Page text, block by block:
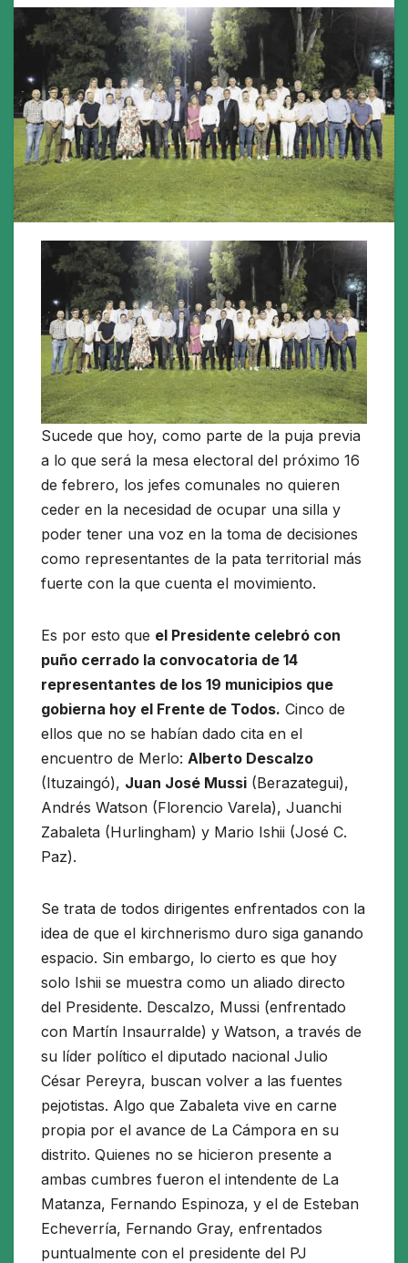
Sucede que hoy, como parte de la puja previa
a lo que será la mesa electoral del próximo 16
de febrero, los jefes comunales no quieren
ceder en la necesidad de ocupar una silla y
poder tener una voz en la toma de decisiones
como representantes de la pata territorial más
fuerte con la que cuenta el movimiento.
Es por esto que el Presidente celebró con
puño cerrado la convocatoria de 14
representantes de los 19 municipios que
gobierna hoy el Frente de Todos. Cinco de
ellos que no se habían dado cita en el
encuentro de Merlo: Alberto Descalzo
(Ituzaingó), Juan José Mussi (Berazategui),
Andrés Watson (Florencio Varela), Juanchi
Zabaleta (Hurlingham) y Mario Ishii (José C.
Paz).
Se trata de todos dirigentes enfrentados con la
idea de que el kirchnerismo duro siga ganando
espacio. Sin embargo, lo cierto es que hoy
solo Ishii se muestra como un aliado directo
del Presidente. Descalzo, Mussi (enfrentado
con Martín Insaurralde) y Watson, a través de
su líder político el diputado nacional Julio
César Pereyra, buscan volver a las fuentes
pejotistas. Algo que Zabaleta vive en carne
propia por el avance de La Cámpora en su
distrito. Quienes no se hicieron presente a
ambas cumbres fueron el intendente de La
Matanza, Fernando Espinoza, y el de Esteban
Echeverría, Fernando Gray, enfrentados
puntualmente con el presidente del PJ